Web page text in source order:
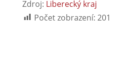
Zdroj: Liberecký kraj
Počet zobrazení: 201